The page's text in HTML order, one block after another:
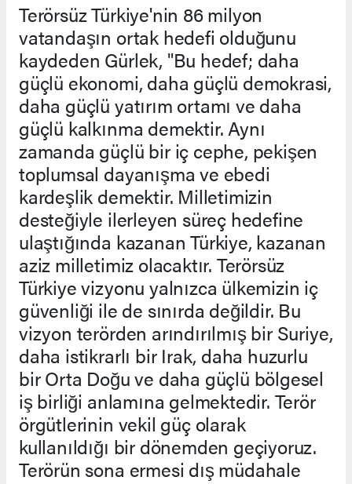
Terörsüz Türkiye'nin 86 milyon
vatandaşın ortak hedefi olduğunu
kaydeden Gürlek, "Bu hedef; daha
güçlü ekonomi, daha güçlü demokrasi,
daha güçlü yatırım ortamı ve daha
güçlü kalkınma demektir. Aynı
zamanda güçlü bir iç cephe, pekişen
toplumsal dayanışma ve ebedi
kardeşlik demektir. Milletimizin
desteğiyle ilerleyen süreç hedefine
ulaştığında kazanan Türkiye, kazanan
aziz milletimiz olacaktır. Terörsüz
Türkiye vizyonu yalnızca ülkemizin iç
güvenliği ile de sınırda değildir. Bu
vizyon terörden arındırılmış bir Suriye,
daha istikrarlı bir Irak, daha huzurlu
bir Orta Doğu ve daha güçlü bölgesel
iş birliği anlamına gelmektedir. Terör
örgütlerinin vekil güç olarak
kullanıldığı bir dönemden geçiyoruz.
Terörün sona ermesi dış müdahale